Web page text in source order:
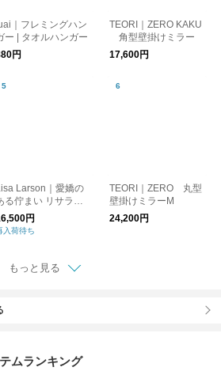
｜フレミングハン
ー | タオルハンガー
円
TEORI｜ZERO KAKU
角型壁掛けミラー
17,600円
Larson｜愛嬌の
る佇まい リサラー
ン ディエチキャッ
円
入荷待ち
TEORI｜ZERO 丸型
壁掛けミラーM
24,200円
もっと見る
ムランキング